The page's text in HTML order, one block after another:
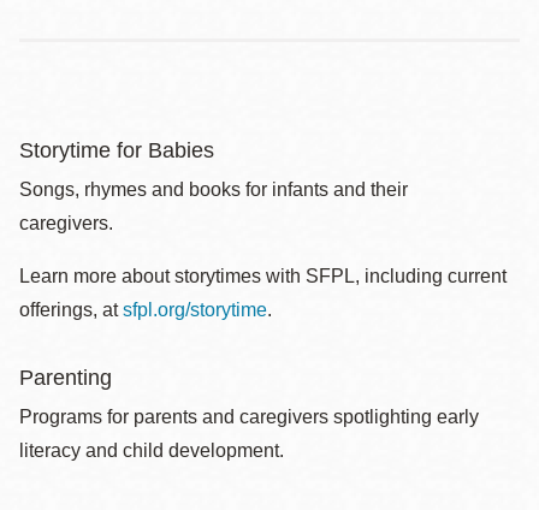
Storytime for Babies
Songs, rhymes and books for infants and their
caregivers.
Learn more about storytimes with SFPL, including current
offerings, atsfpl.org/storytime.
Parenting
Programs for parents and caregivers spotlighting early
literacy and child development.